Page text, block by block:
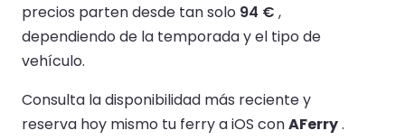
precios parten desde tan solo 94 € ,
dependiendo de la temporada y el tipo de
vehículo.
Consulta la disponibilidad más reciente y
reserva hoy mismo tu ferry a iOS conAFerry.